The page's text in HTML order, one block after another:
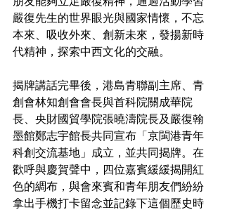
嚴復先生的世界眼光與國家情懷，不忘
本來、吸收外來、創新未來，發揚新時
代精神，探索中西文化的交融。
揭牌講話完畢後，港島青聯副主席、青
創會林知創會會長與首科院關成華院
長、央財國貿學院張曉濤院長及嚴復翰
墨館鄭志宇館長共同宣布「京閩港青年
科創交流基地」成立，並共同揭牌。在
歡呼與慶賀聲中，四位嘉賓緩緩揭開紅
色的綢布，與會來賓和青年朋友們紛紛
拿出手機打卡留念並記錄下這個歷史時